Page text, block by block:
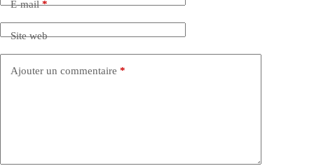
E-mail*
Site web
Ajouter un commentaire *